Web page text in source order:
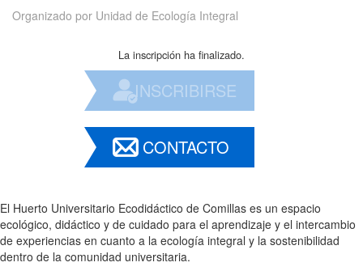
Organizado por Unidad de Ecología Integral
La inscripción ha finalizado.
INSCRIBIRSE
CONTACTO
El Huerto Universitario Ecodidáctico de Comillas es un espacio
ecológico, didáctico y de cuidado para el aprendizaje y el intercambio
de experiencias en cuanto a la ecología integral y la sostenibilidad
dentro de la comunidad universitaria.